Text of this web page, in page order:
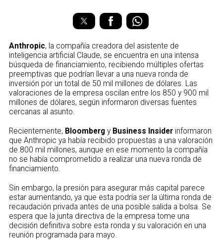
Anthropic, la compañía creadora del asistente de
inteligencia artificial Claude, se encuentra en una intensa
búsqueda de financiamiento, recibiendo múltiples ofertas
preemptivas que podrían llevar a una nueva ronda de
inversión por un total de 50 mil millones de dólares. Las
valoraciones de la empresa oscilan entre los 850 y 900 mil
millones de dólares, según informaron diversas fuentes
cercanas al asunto.
Recientemente, Bloombergy Business Insiderinformaron
que Anthropic ya había recibido propuestas a una valoración
de 800 mil millones, aunque en ese momento la compañía
no se había comprometido a realizar una nueva ronda de
financiamiento.
Sin embargo, la presión para asegurar más capital parece
estar aumentando, ya que esta podría ser la última ronda de
recaudación privada antes de una posible salida a bolsa. Se
espera que la junta directiva de la empresa tome una
decisión definitiva sobre esta ronda y su valoración en una
reunión programada para mayo.